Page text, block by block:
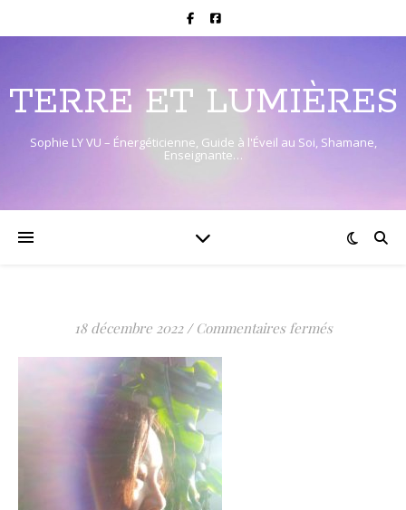
TERRE ET LUMIÈRES
Sophie LY VU – Énergéticienne, Guide à l'Éveil au Soi, Shamane,
Enseignante…
18 décembre 2022 / Commentaires ferméssur